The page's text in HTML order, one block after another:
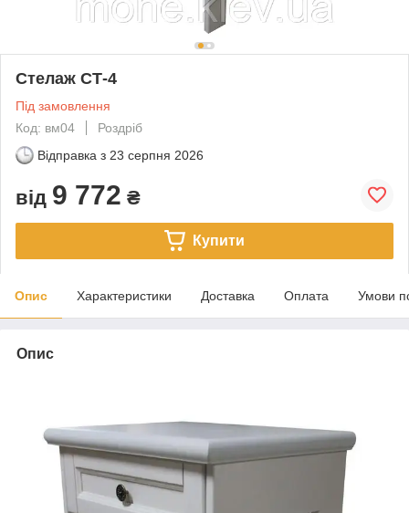
Стелаж СТ-4
Під замовлення
Код: вм04
Роздріб
Відправка з 23 серпня 2026
від 9 772 ₴
Купити
Опис Характеристики Доставка Оплата Умови
Опис